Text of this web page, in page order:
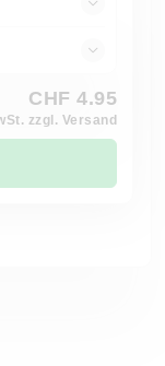
CHF 4.95
zzgl. Versand